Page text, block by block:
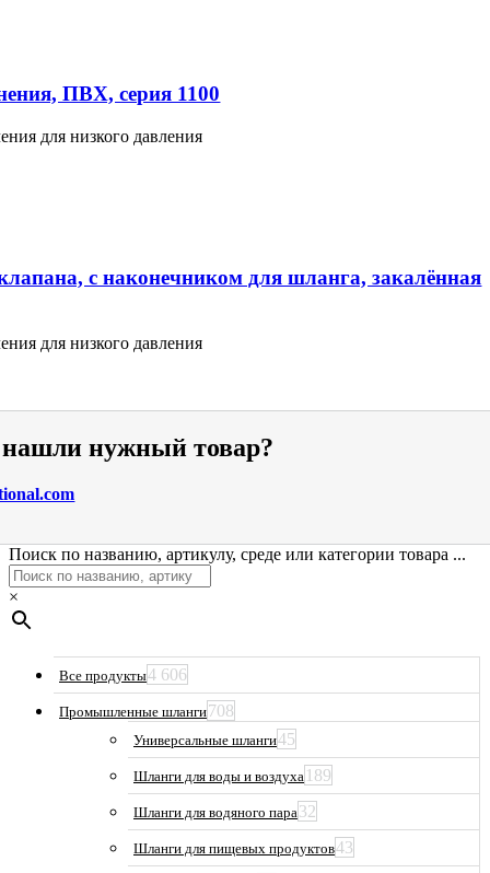
ПВХ, серия 1100
для низкого давления
с наконечником для шланга, закалённая
для низкого давления
нужный товар?
Поиск по названию, артикулу, среде или категории товара ...
×
Все продукты4 606
Промышленные шланги708
Универсальные шланги45
Шланги для воды и воздуха 189
Шланги для водяного пара32
Шланги для пищевых продуктов43